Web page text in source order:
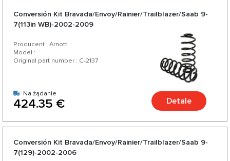
Conversión Kit Bravada/Envoy/Rainier/Trailblazer/Saab 9-
7(113in WB)-2002-2009
Producent : Arnott
Model :
Original part number : C-2137
Na żądanie
424.35 € Detale
Conversión Kit Bravada/Envoy/Rainier/Trailblazer/Saab 9-
7(129)-2002-2006